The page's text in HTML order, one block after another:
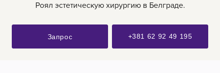
Роял эстетическую хирургию в Белграде.
Запрос +381 62 92 49 195